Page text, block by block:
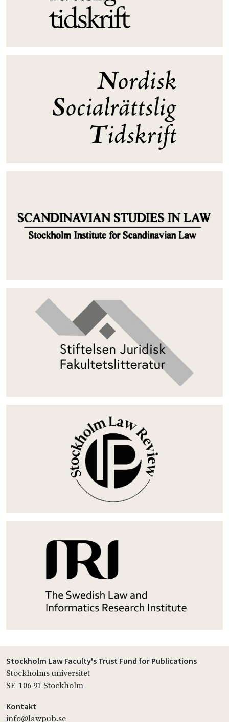
Stockholm Law Faculty's Trust Fund for Publications
Stockholms universitet
SE-106 91 Stockholm
Kontakt
info@lawpub.se